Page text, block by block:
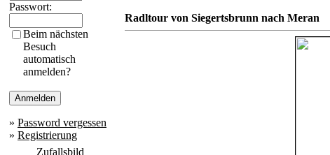
Passwort:
Beim nächsten
Besuch
automatisch
anmelden?
» Password vergessen
» Registrierung
Zufallsbild
Radltour von Siegertsbrunn nach Meran